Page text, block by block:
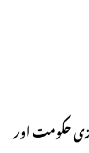
حکومت اور